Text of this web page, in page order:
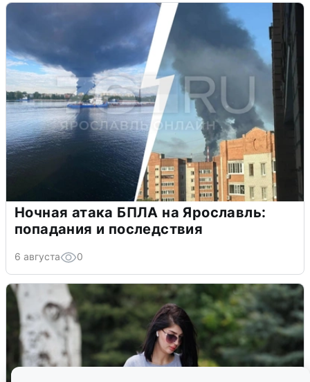
Ночная атака БПЛА на Ярославль:
попадания и последствия
6 августа 0